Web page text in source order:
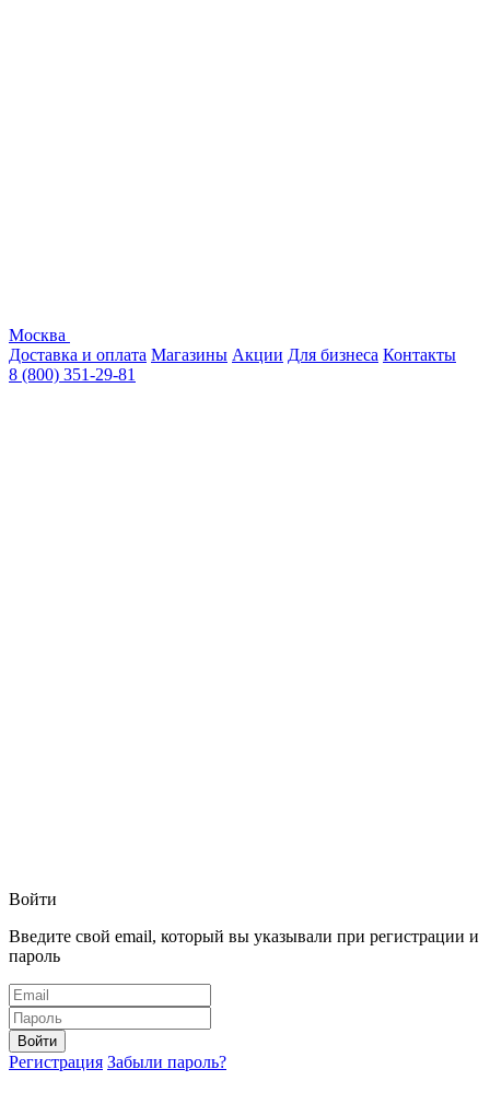
Москва
Доставка и оплата Магазины Акции Для бизнеса Контакты
8 (800) 351-29-81
Войти
Введите свой email, который вы указывали при регистрации и
пароль
Войти
Регистрация Забыли пароль?